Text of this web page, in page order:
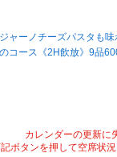
ャーノチーズパスタも
コース《2H飲放》9品
カレンダーの更新に
ボタンを押して空席状況